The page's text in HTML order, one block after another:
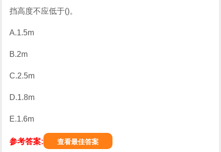
挡高度不应低于()。
A.1.5m
B.2m
C.2.5m
D.1.8m
E.1.6m
参考答案: 查看最佳答案